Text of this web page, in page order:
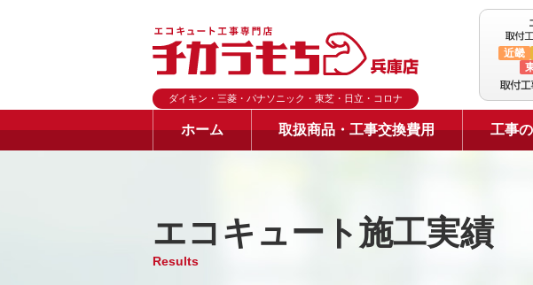
ダイキン・三菱・パナソニック・東芝・日立・コロナ
近畿
ホーム 取扱商品・工事交換費用 工事
エコキュート施工実績
Results